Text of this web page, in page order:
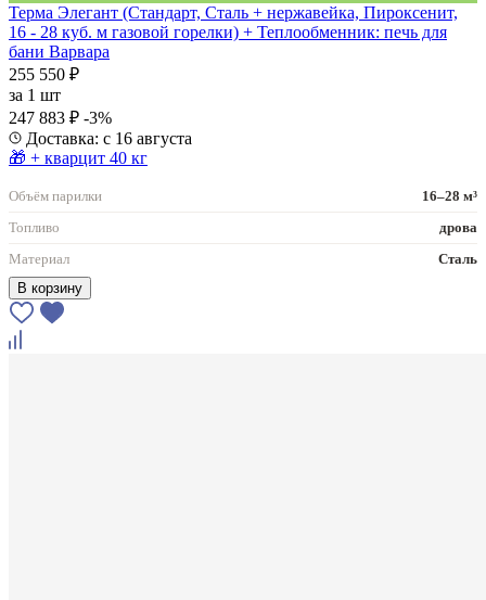
Терма Элегант (Стандарт, Сталь + нержавейка, Пироксенит,
16 - 28 куб. м газовой горелки) + Теплообменник: печь для
бани Варвара
255 550 ₽
за 1 шт
247 883 ₽ -3%
Доставка: с 16 августа
🎁 + кварцит 40 кг
Объём парилки
16–28 м³
Топливо
дрова
Материал
Сталь
В корзину